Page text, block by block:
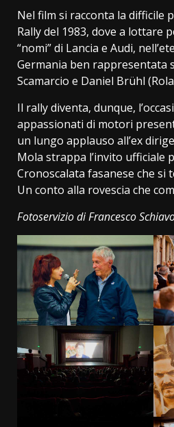
Nel film si racconta la difficile
Rally del 1983, dove a lottare
“nomi” di Lancia e Audi,
Germania ben rappresentata
Scamarcio e Daniel Brühl
Il rally diventa, dunque,
appassionati di motori
un lungo applauso all’ex
Mola strappa l’invito ufficiale
Cronoscalata fasanese che si
Un conto alla rovescia che
Fotoservizio di Francesco